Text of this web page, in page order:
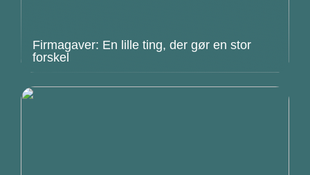
Firmagaver: En lille ting, der gør en stor
forskel